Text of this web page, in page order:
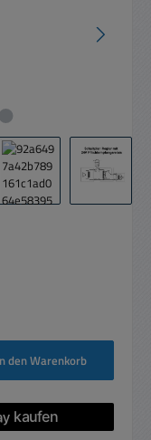
benutze die Schaltflächen um
den Warenkorb